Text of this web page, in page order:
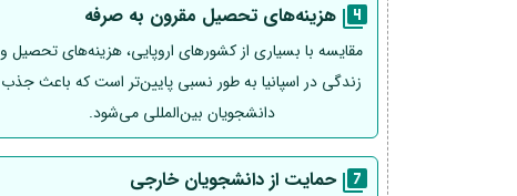
هزینه‌های تحصیل مقرون به صرفه
مقایسه با بسیاری از کشورهای اروپایی، هزینه‌های تحصیل و
زندگی در اسپانیا به طور نسبی پایین‌تر است که باعث جذب
دانشجویان بین‌المللی می‌شود.
حمایت از دانشجویان خارجی